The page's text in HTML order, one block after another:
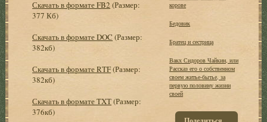
Скачать в формате FB2 (Размер:
377 Кб)
Скачать в формате DOC (Размер:
382кб)
Скачать в формате RTF(Размер:
382кб)
Скачать в формате TXT(Размер:
376кб)
корове
Бедовик
Братец и сестрица
Вакх Сидоров Чайкин, или
Рассказ его о собственном
своем житье-бытье, за
первую половину жизни
своей